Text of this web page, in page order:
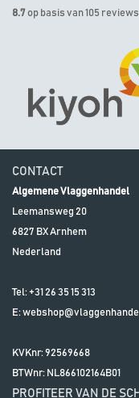
8.7 op basis van 105
CONTACT
Algemene Vlaggenhandel
Leemansweg 20
6827 BXArnhem
Nederland
Tel: +31 26 35 15 313
E:
KVKnr: 92569668
BTWnr: NL866102164B01
PROFITEER VAN DE